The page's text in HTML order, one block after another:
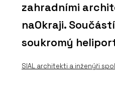
zahradními
naOkraji.
soukromý
SIAL architekti a inženýři